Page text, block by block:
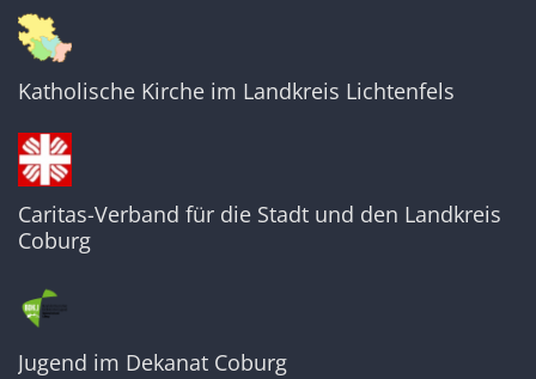
Katholische Kirche im Landkreis Lichtenfels
Caritas-Verband für die Stadt und den Landkreis
Coburg
Jugend im Dekanat Coburg